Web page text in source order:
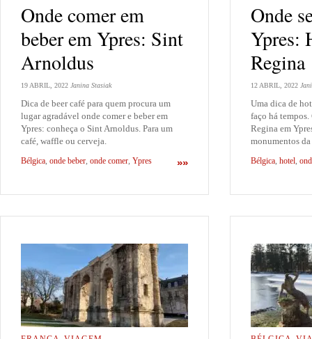
Onde comer em
beber em Ypres: Sint
Arnoldus
19 ABRIL, 2022 Janina Stasiak
Dica de beer café para quem procura um
lugar agradável onde comer e beber em
Ypres: conheça o Sint Arnoldus. Para um
café, waffle ou cerveja.
»»
Bélgica, onde beber, onde comer, Ypres
Onde
Ypres:
Regina
12 ABRIL, 2022
Uma dica de
faço há
Regina em
monumentos
Bélgica, hotel,